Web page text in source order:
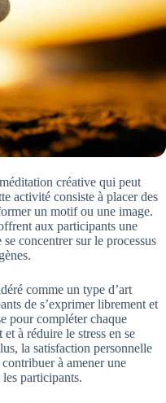
créative qui peut
activité consiste à placer des
un motif ou une image.
aux participants une
concentrer sur le processus
comme un type d’art
de s’exprimer librement et
pour compléter chaque
à réduire le stress en se
la satisfaction personnelle
à amener une
participants.